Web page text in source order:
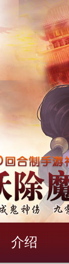
介绍